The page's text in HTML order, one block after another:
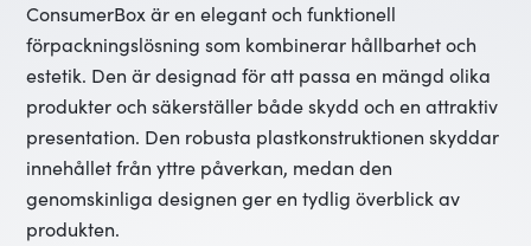
ConsumerBox är en elegant och funktionell
förpackningslösning som kombinerar hållbarhet och
estetik. Den är designad för att passa en mängd olika
produkter och säkerställer både skydd och en attraktiv
presentation. Den robusta plastkonstruktionen skyddar
innehållet från yttre påverkan, medan den
genomskinliga designen ger en tydlig överblick av
produkten.